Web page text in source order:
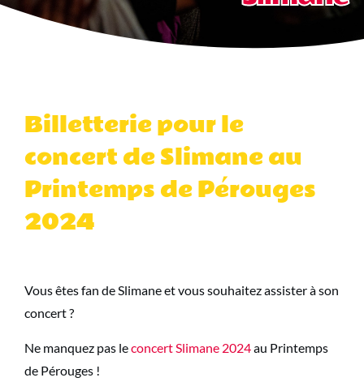
Billetterie pour le
concert de Slimane au
Printemps de Pérouges
2024
Vous êtes fan de Slimane et vous souhaitez assister à son
concert ?
Ne manquez pas leconcert Slimane 2024au Printemps
de Pérouges !